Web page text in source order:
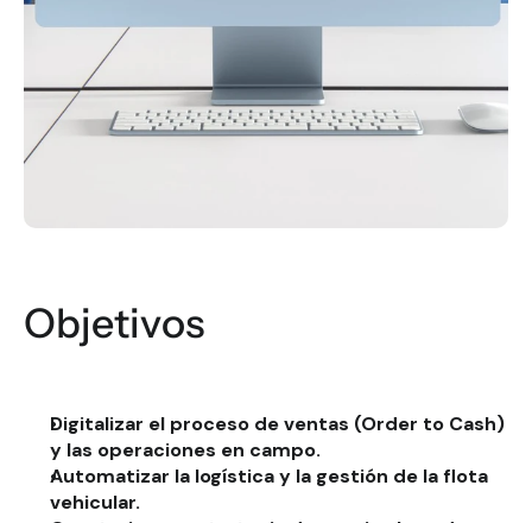
Objetivos
Digitalizar el proceso de ventas (Order to Cash)
y las operaciones en campo.
Automatizar la logística y la gestión de la flota
vehicular.